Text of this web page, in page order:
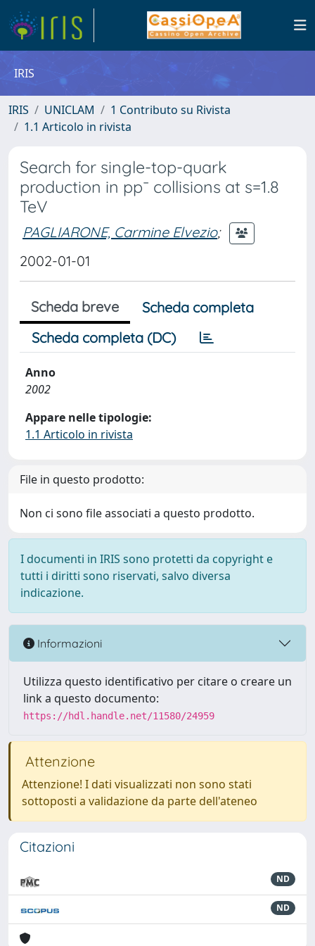
IRIS
IRIS UNICLAM
1 Contributo su Rivista
1.1 Articolo in rivista
Search for single-top-quark
production in pp¯ collisions at s=1.8
TeV
PAGLIARONE, Carmine Elvezio;
2002-01-01
Scheda breve
Scheda completa
Scheda completa (DC)
Anno
2002
Appare nelle tipologie:
1.1 Articolo in rivista
File in questo prodotto:
Non ci sono file associati a questo prodotto.
I documenti in IRIS sono protetti da copyright e
tutti i diritti sono riservati, salvo diversa
indicazione.
Informazioni
Utilizza questo identificativo per citare o creare un
link a questo documento:
https://hdl.handle.net/11580/24959
Attenzione
Attenzione! I dati visualizzati non sono stati
sottoposti a validazione da parte dell'ateneo
Citazioni
ND
ND